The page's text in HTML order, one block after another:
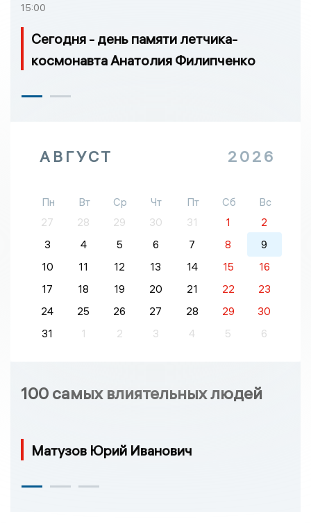
15:00
Сегодня - день памяти летчика-
космонавта Анатолия Филипченко
АВГУСТ 2026
Пн Вт Ср Чт Пт Сб
Вс
27
28 29 30 31 1
2
3
4 5 6 7 8
9
10
11 12 13 14 15
16
17
18 19 20 21 22
23
24
25 26 27 28 29
30
31
1 2 3 4 5 6
100 самых влиятельных людей
Матузов Юрий Иванович